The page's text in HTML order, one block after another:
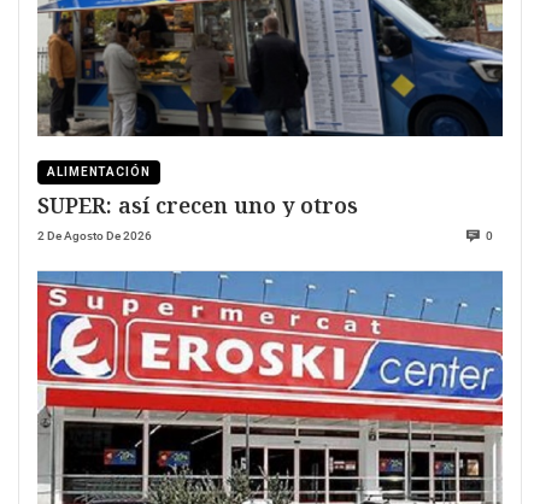
ALIMENTACIÓN
SUPER: así crecen uno y otros
2 De Agosto De 2026 0